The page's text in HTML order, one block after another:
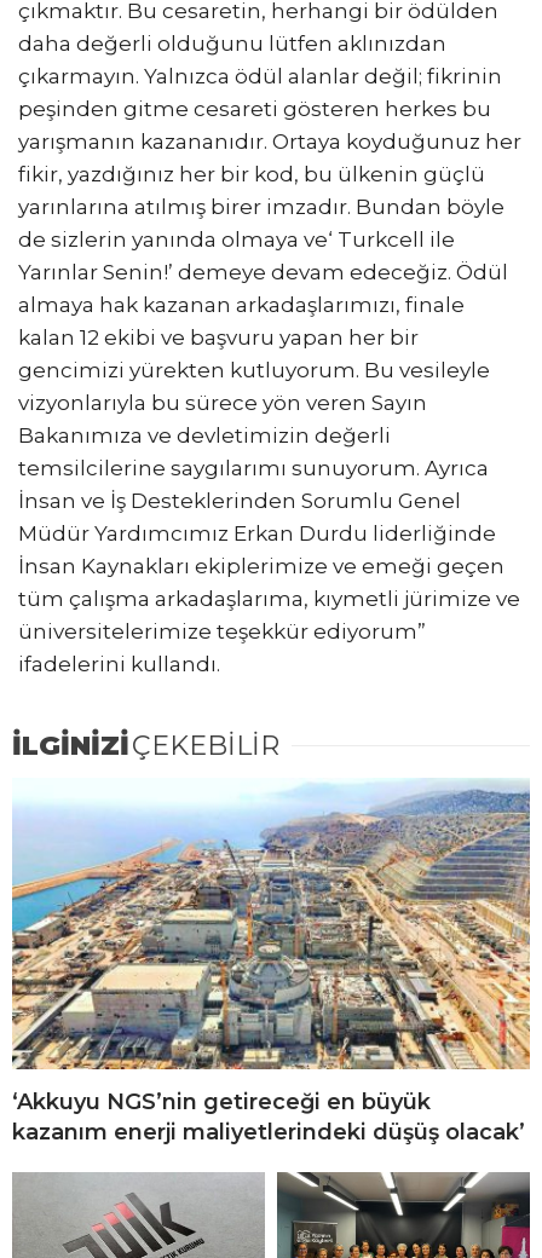
çıkmaktır. Bu cesaretin, herhangi bir ödülden
daha değerli olduğunu lütfen aklınızdan
çıkarmayın. Yalnızca ödül alanlar değil; fikrinin
peşinden gitme cesareti gösteren herkes bu
yarışmanın kazananıdır. Ortaya koyduğunuz her
fikir, yazdığınız her bir kod, bu ülkenin güçlü
yarınlarına atılmış birer imzadır. Bundan böyle
de sizlerin yanında olmaya ve‘ Turkcell ile
Yarınlar Senin!’ demeye devam edeceğiz. Ödül
almaya hak kazanan arkadaşlarımızı, finale
kalan 12 ekibi ve başvuru yapan her bir
gencimizi yürekten kutluyorum. Bu vesileyle
vizyonlarıyla bu sürece yön veren Sayın
Bakanımıza ve devletimizin değerli
temsilcilerine saygılarımı sunuyorum. Ayrıca
İnsan ve İş Desteklerinden Sorumlu Genel
Müdür Yardımcımız Erkan Durdu liderliğinde
İnsan Kaynakları ekiplerimize ve emeği geçen
tüm çalışma arkadaşlarıma, kıymetli jürimize ve
üniversitelerimize teşekkür ediyorum”
ifadelerini kullandı.
İLGİNİZİÇEKEBİLİR
‘Akkuyu NGS’nin getireceği en büyük
kazanım enerji maliyetlerindeki düşüş olacak’